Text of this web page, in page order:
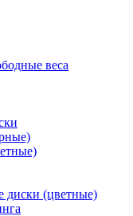
веса
диски (цветные)